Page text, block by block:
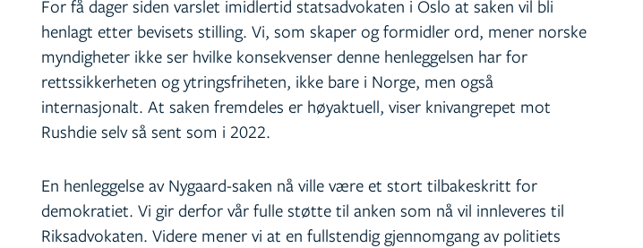
For få dager siden varslet imidlertid statsadvokaten i Oslo at saken vil bli
henlagt etter bevisets stilling. Vi, som skaper og formidler ord, mener norske
myndigheter ikke ser hvilke konsekvenser denne henleggelsen har for
rettssikkerheten og ytringsfriheten, ikke bare i Norge, men også
internasjonalt. At saken fremdeles er høyaktuell, viser knivangrepet mot
Rushdie selv så sent som i 2022.
En henleggelse av Nygaard-saken nå ville være et stort tilbakeskritt for
demokratiet. Vi gir derfor vår fulle støtte til anken som nå vil innleveres til
Riksadvokaten. Videre mener vi at en fullstendig gjennomgang av politiets